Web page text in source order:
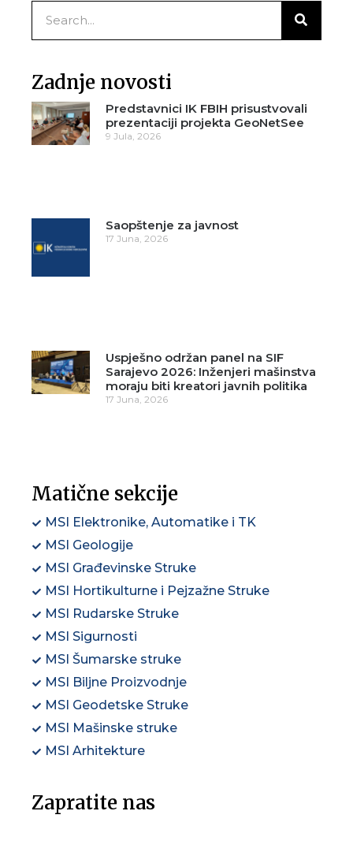
Zadnje novosti
Predstavnici IK FBIH prisustvovali
prezentaciji projekta GeoNetSee
9 Jula, 2026
Saopštenje za javnost
17 Juna, 2026
Uspješno održan panel na SIF
Sarajevo 2026: Inženjeri mašinstva
moraju biti kreatori javnih politika
17 Juna, 2026
Matične sekcije
MSI Elektronike, Automatike i TK
MSI Geologije
MSI Građevinske Struke
MSI Hortikulturne i Pejzažne Struke
MSI Rudarske Struke
MSI Sigurnosti
MSI Šumarske struke
MSI Biljne Proizvodnje
MSI Geodetske Struke
MSI Mašinske struke
MSI Arhitekture
Zapratite nas